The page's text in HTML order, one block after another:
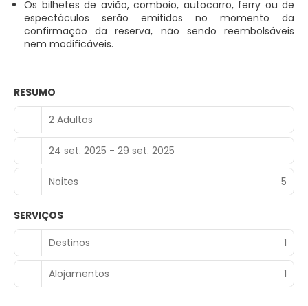
Os bilhetes de avião, comboio, autocarro, ferry ou de
espectáculos serão emitidos no momento da
confirmação da reserva, não sendo reembolsáveis
nem modificáveis.
RESUMO
2 Adultos
24 set. 2025 - 29 set. 2025
Noites 5
SERVIÇOS
Destinos
1
Alojamentos 1